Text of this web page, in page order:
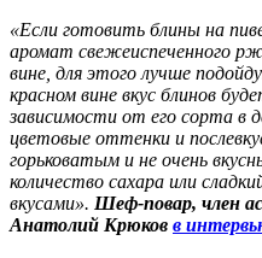
«Если готовить блины на
аромат свежеиспеченного
вине, для этого лучше
красном вине вкус блинов
зависимости от его сорта в
цветовые оттенки и
горьковатым и не очень
количество сахара или
вкусами». Шеф-повар, член
Анатолий Крюков в